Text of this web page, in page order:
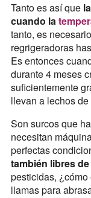
Tanto es así que
cuando la
tanto, es
regrigeradoras
Es entonces
durante 4 meses
suficientemente
llevan a lechos
Son surcos que
necesitan
perfectas
también libres
pesticidas,
llamas para